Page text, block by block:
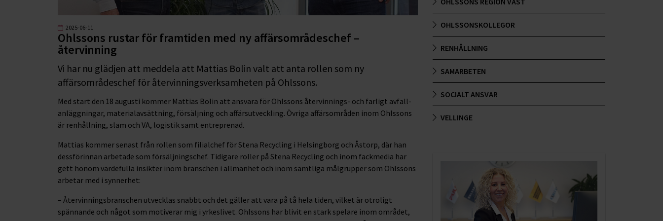
2025-06-11
Ohlssons rustar för framtiden med ny affärsområdeschef –
återvinning
Vi har nu glädjen att meddela att Mattias Bolin valt att anta rollen som ny
affärsområdeschef för återvinningsverksamheten på Ohlssons.
Med start den 18 augusti kommer Mattias Bolin att ansvara för Ohlssons återvinnings- och farligt avfall-
anläggningar, materialavsättning, försäljning och affärsutveckling. Övriga affärsområden inom Ohlssons
är renhållning, slam och VA, logistik samt entreprenad.
Mattias kommer senast från rollen som filialchef för Stena Recycling i Helsingborg och Åstorp, där han
dessförinnan arbetade som försäljningschef. Tidigare roller på Stena Recycling och inom fackmedia har
gett honom värdefulla insikter inom branschen i allmänhet och inom samtliga målgrupper som Ohlssons
arbetar med i synnerhet:
– Återvinningsbranschen utvecklas snabbt och det gäller att vara på tå hela tiden, vilket är otroligt
spännande och något som motiverar mig i yrkeslivet. Ohlssons har blivit en stark spelare inom området,
OHLSSONSKOLLEGOR
RENHÅLLNING
SAMARBETEN
SOCIALT ANSVAR
VELLINGE